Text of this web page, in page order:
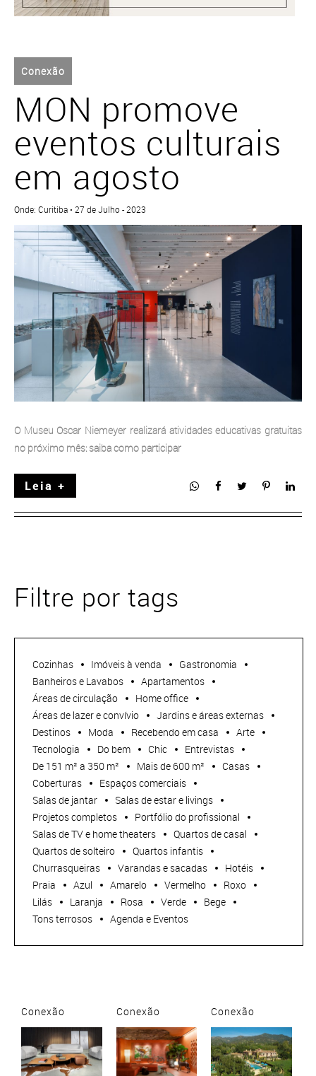
Conexão
MON promove
eventos culturais
em agosto
Onde: Curitiba • 27 de Julho - 2023
O Museu Oscar Niemeyer realizará atividades educativas gratuitas
no próximo mês: saiba como participar
Leia +
Filtre por tags
Cozinhas Imóveis à venda
Gastronomia
Banheiros e Lavabos
Apartamentos
Áreas de circulação
Home office
Áreas de lazer e convívio
Jardins e áreas externas
Destinos
Moda Recebendo em casa
Arte
Tecnologia
Do bem Chic
Entrevistas
De 151 m² a 350 m²
Mais de 600 m²
Casas
Coberturas
Espaços comerciais
Salas de jantar
Salas de estar e livings
Projetos completos
Portfólio do profissional
Salas de TV e home theaters
Quartos de casal
Quartos de solteiro
Quartos infantis
Churrasqueiras
Varandas e sacadas
Hotéis
Praia
Azul Amarelo Vermelho
Roxo
Lilás
Laranja Rosa Verde
Bege
Tons terrosos
Agenda e Eventos
Conexão Conexão Conexão